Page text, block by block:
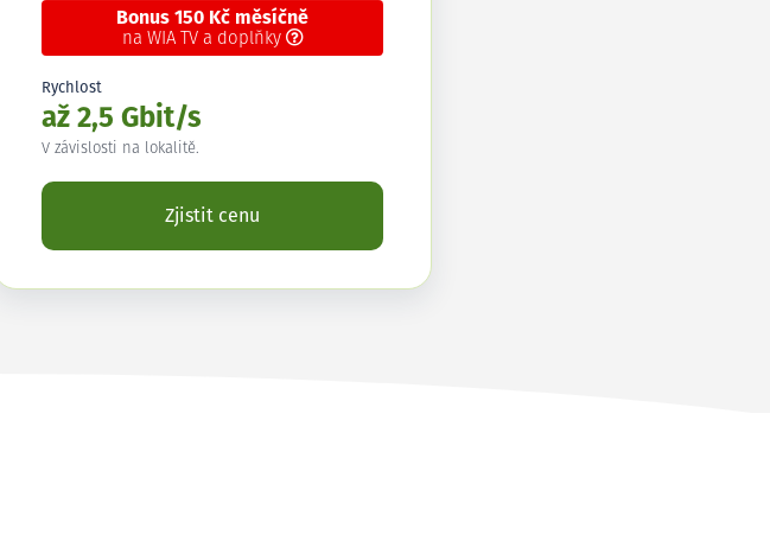
Bonus 150 Kč měsíčně
na WIA TV a doplňky
Rychlost
až 2,5 Gbit/s
V závislosti na lokalitě.
Zjistit cenu